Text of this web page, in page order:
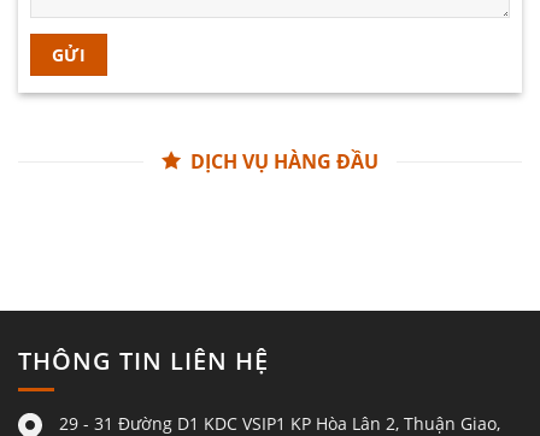
DỊCH VỤ HÀNG ĐẦU
THÔNG TIN LIÊN HỆ
29 - 31 Đường D1 KDC VSIP1 KP Hòa Lân 2, Thuận Giao,